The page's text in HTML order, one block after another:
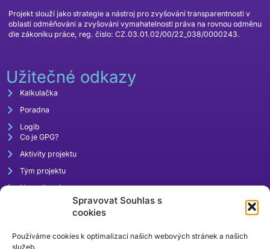
Spravovat Souhlas s
cookies
Používáme cookies k optimalizaci našich webových stránek a našich
služeb.
Projekt slouží jako strategie a nástroj pro zvyšování transparentnosti v
oblasti odměňování a zvyšování vymahatelnosti práva na rovnou odměnu
dle zákoníku práce, reg. číslo: CZ.03.01.02/00/22_038/0000243.
Užitečné odkazy
Kalkulačka
Poradna
Logib
Co je GPG?
Aktivity projektu
Tým projektu
Napsali o nás